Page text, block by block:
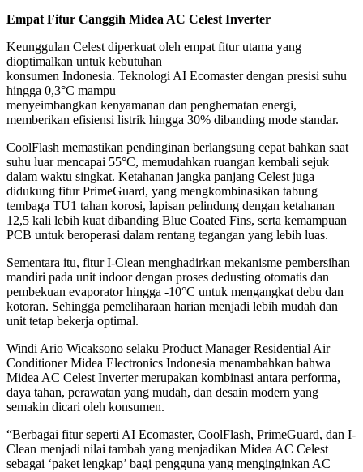
Empat Fitur Canggih Midea AC Celest Inverter
Keunggulan Celest diperkuat oleh empat fitur utama yang
dioptimalkan untuk kebutuhan
konsumen Indonesia. Teknologi AI Ecomaster dengan presisi suhu
hingga 0,3°C mampu
menyeimbangkan kenyamanan dan penghematan energi,
memberikan efisiensi listrik hingga 30% dibanding mode standar.
CoolFlash memastikan pendinginan berlangsung cepat bahkan saat
suhu luar mencapai 55°C, memudahkan ruangan kembali sejuk
dalam waktu singkat. Ketahanan jangka panjang Celest juga
didukung fitur PrimeGuard, yang mengkombinasikan tabung
tembaga TU1 tahan korosi, lapisan pelindung dengan ketahanan
12,5 kali lebih kuat dibanding Blue Coated Fins, serta kemampuan
PCB untuk beroperasi dalam rentang tegangan yang lebih luas.
Sementara itu, fitur I-Clean menghadirkan mekanisme pembersihan
mandiri pada unit indoor dengan proses dedusting otomatis dan
pembekuan evaporator hingga -10°C untuk mengangkat debu dan
kotoran. Sehingga pemeliharaan harian menjadi lebih mudah dan
unit tetap bekerja optimal.
Windi Ario Wicaksono selaku Product Manager Residential Air
Conditioner Midea Electronics Indonesia menambahkan bahwa
Midea AC Celest Inverter merupakan kombinasi antara performa,
daya tahan, perawatan yang mudah, dan desain modern yang
semakin dicari oleh konsumen.
“Berbagai fitur seperti AI Ecomaster, CoolFlash, PrimeGuard, dan I-
Clean menjadi nilai tambah yang menjadikan Midea AC Celest
sebagai ‘paket lengkap’ bagi pengguna yang menginginkan AC